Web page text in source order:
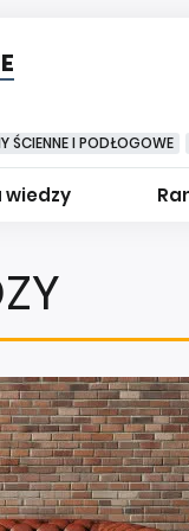
ŚCIENNE I PODŁOGOWE
wiedzy